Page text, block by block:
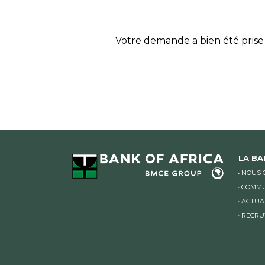
Votre demande a bien été
LA
NOUS